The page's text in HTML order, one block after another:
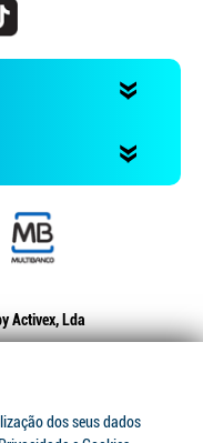
Activex, Lda
dos seus dados